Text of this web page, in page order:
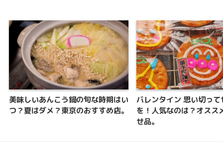
美味しいあんこう鍋の旬な時期はい
つ？夏はダメ？東京のおすすめ店。
バレンタイン 思い切って
を！人気なのは？オスス
せ品。